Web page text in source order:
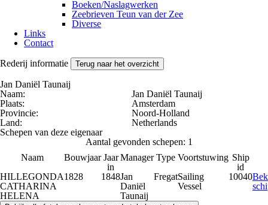
Boeken/Naslagwerken
Zeebrieven Teun van der Zee
Diverse
Links
Contact
Rederij informatie
Terug naar het overzicht
Jan Daniël Taunaij
Naam:
Jan Daniël Taunaij
Plaats:
Amsterdam
Provincie:
Noord-Holland
Land:
Netherlands
Schepen van deze eigenaar
Aantal gevonden schepen: 1
Naam
Bouwjaar Jaar
in
Manager Type Voortstuwing Ship
id
HILLEGONDA
CATHARINA
HELENA
1828 1848Jan
Daniël
Taunaij
FregatSailing
Vessel
10040